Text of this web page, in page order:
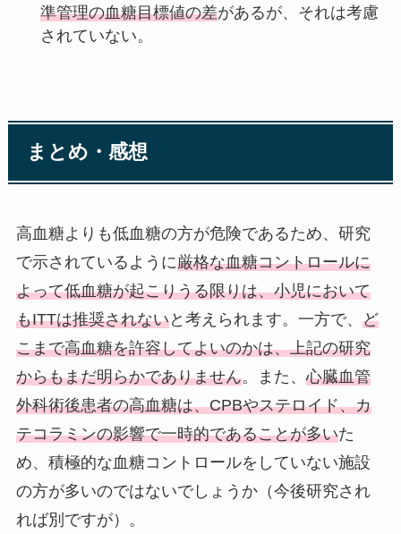
準管理の血糖目標値の差があるが、それは考慮
されていない。
まとめ・感想
高血糖よりも低血糖の方が危険であるため、研究
で示されているように厳格な血糖コントロールに
よって低血糖が起こりうる限りは、小児において
もITTは推奨されないと考えられます。一方で、 ど
こまで高血糖を許容してよいのかは、上記の研究
からもまだ明らかでありません。また、心臓血管
外科術後患者の高血糖は、CPBやステロイド、カ
テコラミンの影響で一時的であることが多いた
め、積極的な血糖コントロールをしていない施設
の方が多いのではないでしょうか（今後研究され
れば別ですが）。